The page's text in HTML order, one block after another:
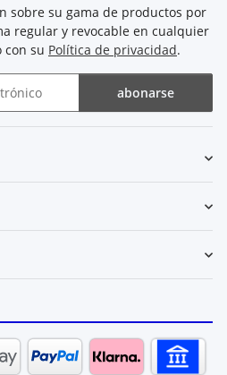
sobre su gama de productos por
regular y revocable en cualquier
con su Política de privacidad.
abonarse